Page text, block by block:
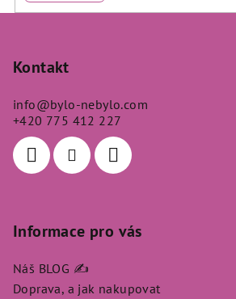
Kontakt
info@bylo-nebylo.com
+420 775 412 227
Informace pro vás
Náš BLOG ✍️
Doprava, a jak nakupovat